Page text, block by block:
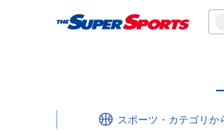
スポーツ・カテゴリ